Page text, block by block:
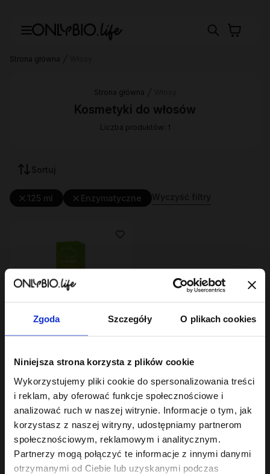
Zgoda Szczegóły O plikach cookies
Niniejsza strona korzysta z plików cookie
Wykorzystujemy pliki cookie do spersonalizowania treści
i reklam, aby oferować funkcje społecznościowe i
analizować ruch w naszej witrynie. Informacje o tym, jak
korzystasz z naszej witryny, udostępniamy partnerom
społecznościowym, reklamowym i analitycznym.
Partnerzy mogą połączyć te informacje z innymi danymi
otrzymanymi od Ciebie lub uzyskanymi podczas
Strona główna
Strona główna
Kosmetyki do włosów
Liczba produktów: 1
Sortuj
125 ml Enzymatyczne
Peeling enzymatyczny
do skóry głowy 125 ml
22,49 zł
obniżką:22,49 zł